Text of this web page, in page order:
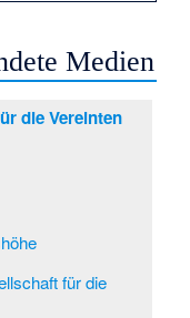
Medien
die Vereinten
für die